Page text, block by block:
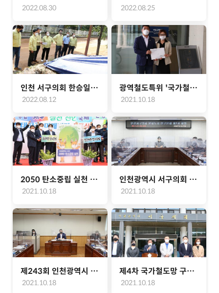
2022.08.30 2022.08.25
인천 서구의회 한승일 의장, 집중 호우 피해 현장 방문(2022.08.12.)
2022.08.12
광역철도특위 '국가철도망구축계획 원아나 반영 촉구'관련 세종시 국토교통부 방문(2021.06.08.)
2021.10.18
2050 탄소중립 실천 선언식 및 선포식(2021.06.03.)
2021.10.18
인천광역시 서구의회 문화도시연구단체 제2차 회의(2021.05.27.)
2021.10.18
제243회 인천광역시 서구의회 임시회 폐회중 제1차 의회운영위원회(2021.05.25.)
2021.10.18
제4차 국가철도망 구축계획 관련 성명서 발표(2021.05.25.)
2021.10.18